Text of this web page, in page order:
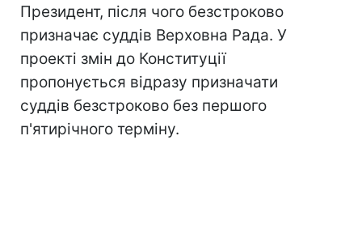
Президент, після чого безстроково
призначає суддів Верховна Рада. У
проекті змін до Конституції
пропонується відразу призначати
суддів безстроково без першого
п'ятирічного терміну.